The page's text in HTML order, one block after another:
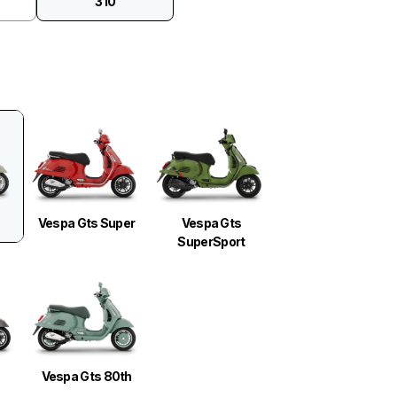
Vespa Gts Super
Vespa Gts
SuperSport
Vespa Gts 80th